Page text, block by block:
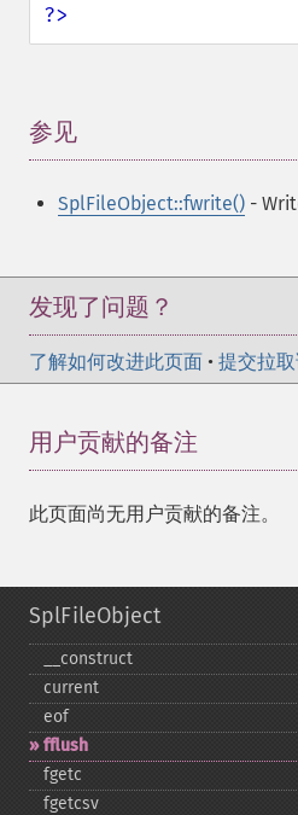
?>
参见
SplFileObject::fwrite() -
发现了问题？
了解如何改进此页面 • 提交拉
用户贡献的备注
此页面尚无用户贡献的备注。
SplFileObject
_​_​construct
current
eof
fflush
fgetc
fgetcsv